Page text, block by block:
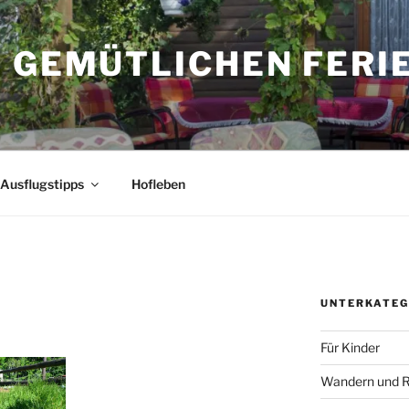
Ausflugstipps Hofleben
Für Kinder
Wandern und